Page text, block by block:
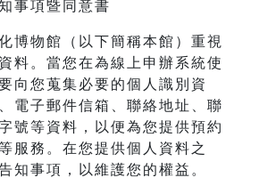
事項暨同意書
博物館（以下簡稱本館）重視
料。當您在為線上申辦系統使
向您蒐集必要的個人識別資
電子郵件信箱、聯絡地址、聯
號等資料，以便為您提供預約
服務。在您提供個人資料之
知事項，以維護您的權益。